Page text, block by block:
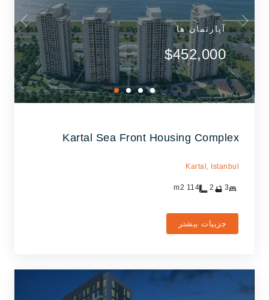
آپارتمان ها
$452,000
Kartal Sea Front Housing Complex
Kartal, Istanbul
3
2
114
جزییات بیشتر